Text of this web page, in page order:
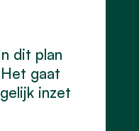
dit plan
gaat
inzet